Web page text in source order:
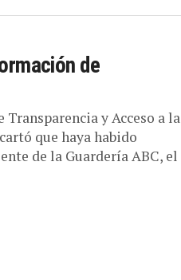
de
y Acceso a la
que haya habido
de la Guardería ABC, el